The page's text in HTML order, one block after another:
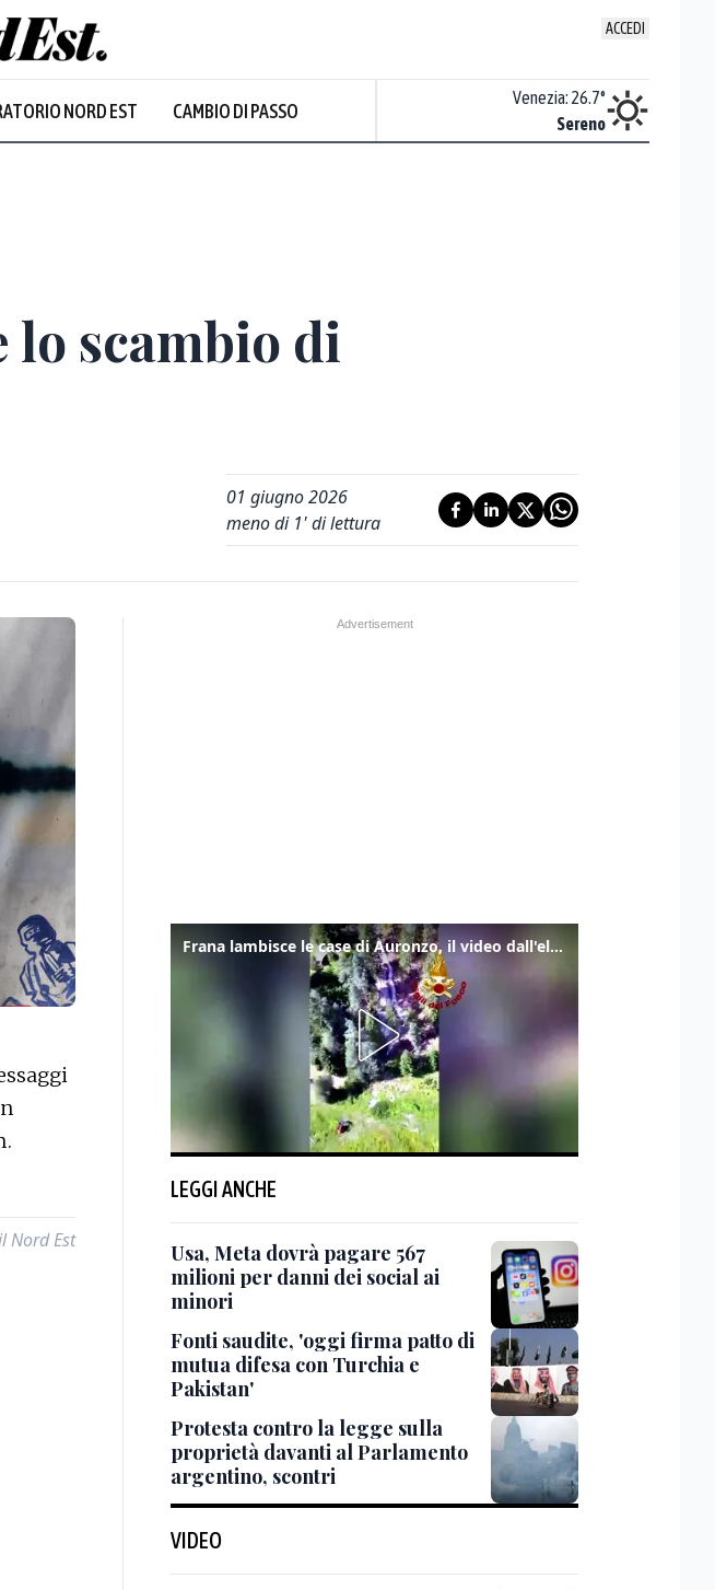
ACCEDI
NORD EST CAMBIO DI PASSO
Nuvoloso
Venezia: 26.7°
Sereno
scambio di
01 giugno 2026
meno di 1' di lettura
Nord Est
Frana lambisce le case di Auronzo, il video dall'elicottero dei vigili del fuoco
LEGGI ANCHE
Usa, Meta dovrà pagare 567
milioni per danni dei social ai
minori
Fonti saudite, 'oggi firma patto di
mutua difesa con Turchia e
Pakistan'
Protesta contro la legge sulla
proprietà davanti al Parlamento
argentino, scontri
VIDEO